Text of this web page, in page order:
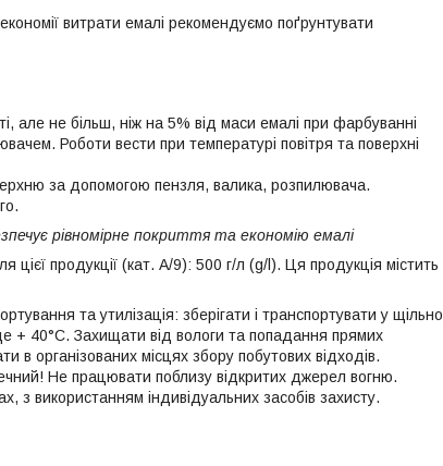
витрати емалі рекомендуємо поґрунтувати
але не більш, ніж на 5% від маси емалі при фарбуванні
Роботи вести при температурі повітря та поверхні
за допомогою пензля, валика, розпилювача.
рівномірне покриття та економію емалі
продукції (кат. А/9): 500 г/л (g/l). Ця продукція містить
та утилізація: зберігати і транспортувати у щільно
+ 40°С. Захищати від вологи та попадання прямих
в організованих місцях збору побутових відходів.
Не працювати поблизу відкритих джерел вогню.
з використанням індивідуальних засобів захисту.